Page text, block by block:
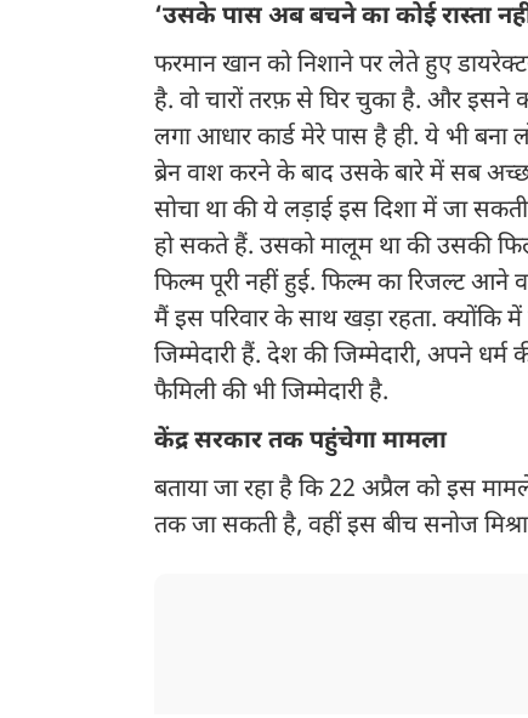
‘उसके पास अब बचने का कोई रास्ता
फरमान खान को निशाने पर लेते हुए
है. वो चारों तरफ़ से घिर चुका है. और इसने
लगा आधार कार्ड मेरे पास है ही. ये भी
ब्रेन वाश करने के बाद उसके बारे में सब
सोचा था की ये लड़ाई इस दिशा में जा
हो सकते हैं. उसको मालूम था की उसकी
फिल्म पूरी नहीं हुई. फिल्म का रिजल्ट आने
मैं इस परिवार के साथ खड़ा रहता. क्योंकि
जिम्मेदारी हैं. देश की जिम्मेदारी, अपने
फैमिली की भी जिम्मेदारी है.
केंद्र सरकार तक पहुंचेगा मामला
बताया जा रहा है कि 22 अप्रैल को इस
तक जा सकती है, वहीं इस बीच सनोज